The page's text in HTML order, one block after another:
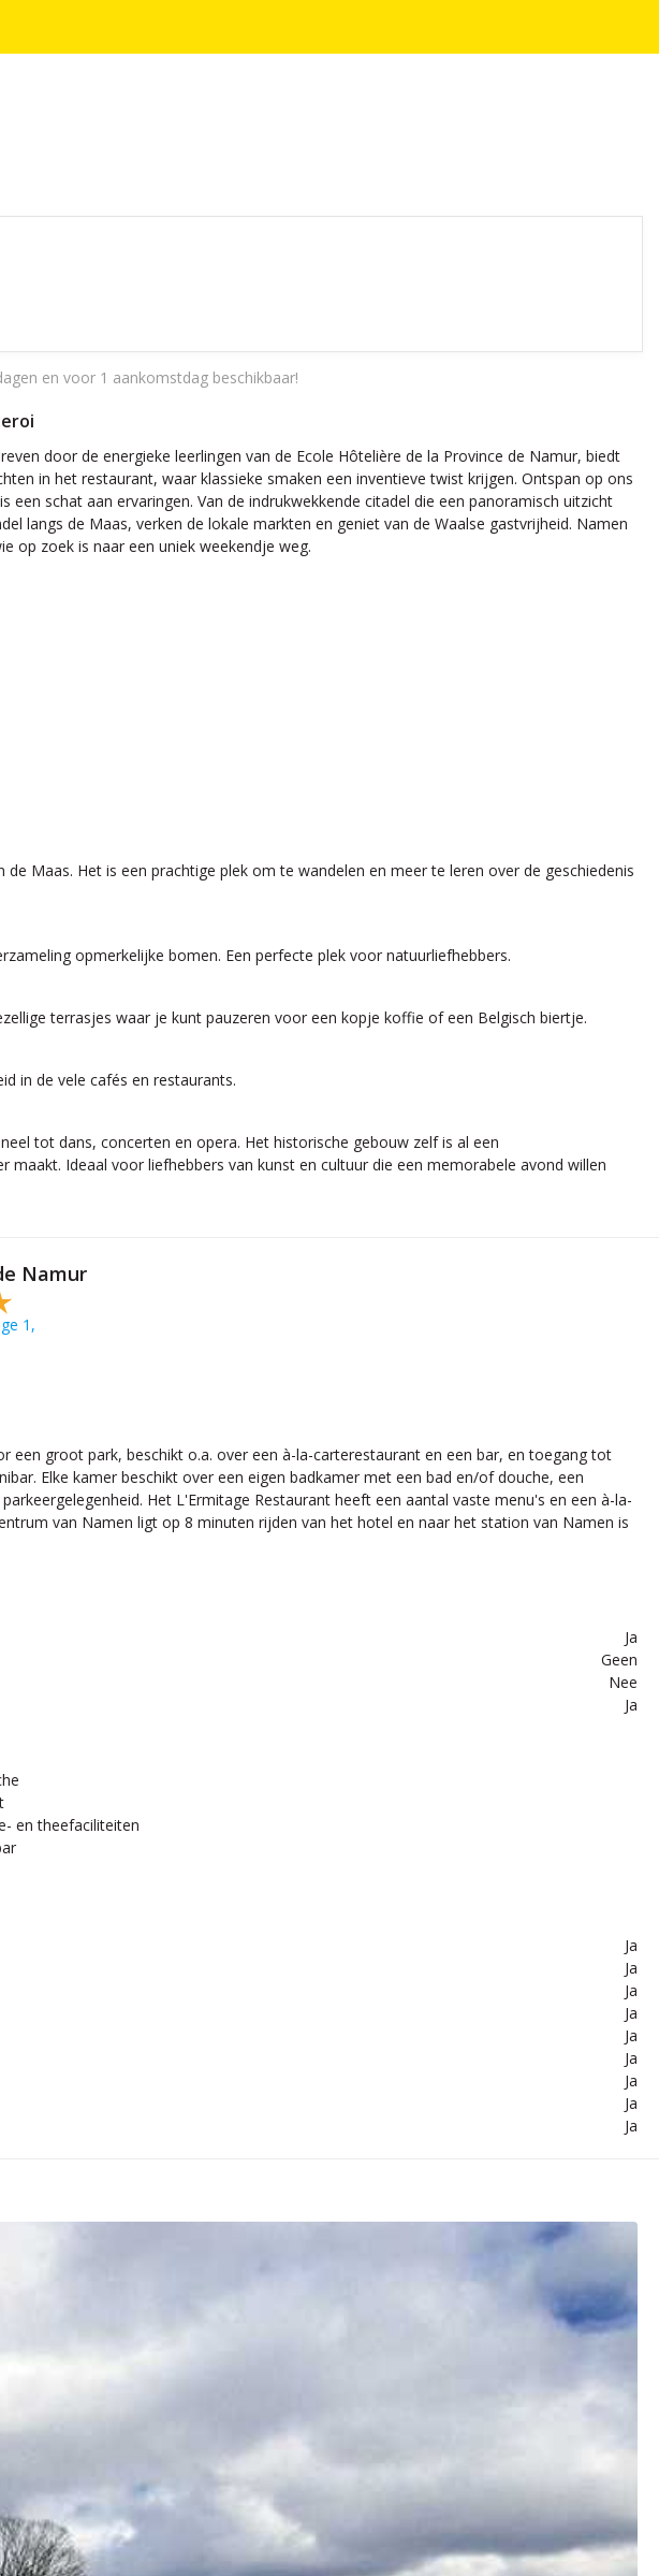
en voor 1 aankomstdag beschikbaar!
door de energieke leerlingen van de Ecole Hôtelière de la Province de Namur, biedt
in het restaurant, waar klassieke smaken een inventieve twist krijgen. Ontspan op ons
schat aan ervaringen. Van de indrukwekkende citadel die een panoramisch uitzicht
langs de Maas, verken de lokale markten en geniet van de Waalse gastvrijheid. Namen
op zoek is naar een uniek weekendje weg.
Maas. Het is een prachtige plek om te wandelen en meer te leren over de geschiedenis
opmerkelijke bomen. Een perfecte plek voor natuurliefhebbers.
terrasjes waar je kunt pauzeren voor een kopje koffie of een Belgisch biertje.
in de vele cafés en restaurants.
tot dans, concerten en opera. Het historische gebouw zelf is al een
Ideaal voor liefhebbers van kunst en cultuur die een memorabele avond willen
Namur
1,
groot park, beschikt o.a. over een à-la-carterestaurant en een bar, en toegang tot
Elke kamer beschikt over een eigen badkamer met een bad en/of douche, een
Het L'Ermitage Restaurant heeft een aantal vaste menu's en een à-la-
van Namen ligt op 8 minuten rijden van het hotel en naar het station van Namen is
Ja
Geen
Nee
Ja
en theefaciliteiten
Ja
Ja
Ja
Ja
Ja
Ja
Ja
Ja
Ja